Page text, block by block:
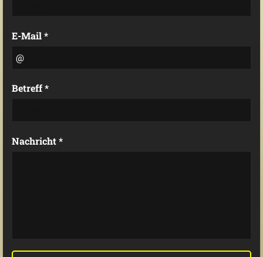
E-Mail *
Betreff *
Nachricht *